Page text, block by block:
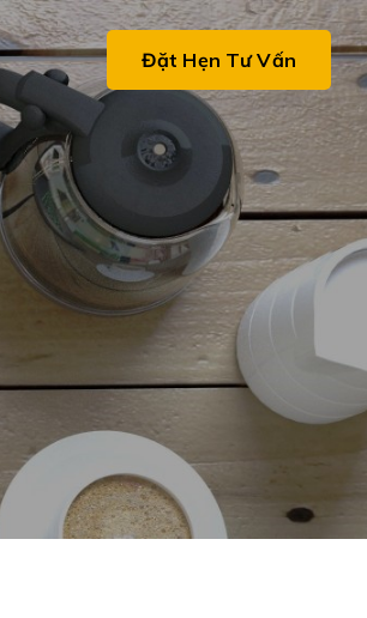
Đặt Hẹn Tư Vấn